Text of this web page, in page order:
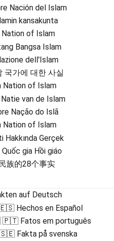
Nación del Islam
kansakunta
of Islam
Bangsa Islam
dell'Islam
가에 대한 사실
of Islam
van de Islam
Nação do Islã
of Islam
Gerçek
gia Hồi giáo
族的28个事实
auf Deutsch
Hechos en Español
Fatos em português
Fakta på svenska